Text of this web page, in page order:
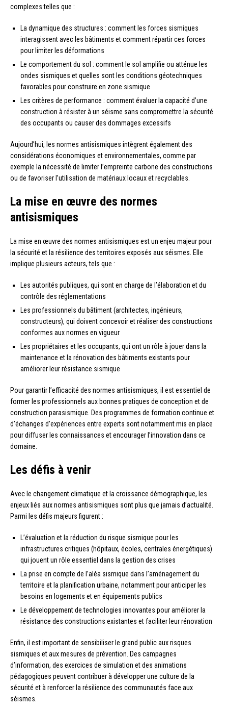
complexes telles que :
La dynamique des structures : comment les forces sismiques
interagissent avec les bâtiments et comment répartir ces forces
pour limiter les déformations
Le comportement du sol : comment le sol amplifie ou atténue les
ondes sismiques et quelles sont les conditions géotechniques
favorables pour construire en zone sismique
Les critères de performance : comment évaluer la capacité d’une
construction à résister à un séisme sans compromettre la sécurité
des occupants ou causer des dommages excessifs
Aujourd’hui, les normes antisismiques intègrent également des
considérations économiques et environnementales, comme par
exemple la nécessité de limiter l’empreinte carbone des constructions
ou de favoriser l’utilisation de matériaux locaux et recyclables.
La mise en œuvre des normes
antisismiques
La mise en œuvre des normes antisismiques est un enjeu majeur pour
la sécurité et la résilience des territoires exposés aux séismes. Elle
implique plusieurs acteurs, tels que :
Les autorités publiques, qui sont en charge de l’élaboration et du
contrôle des réglementations
Les professionnels du bâtiment (architectes, ingénieurs,
constructeurs), qui doivent concevoir et réaliser des constructions
conformes aux normes en vigueur
Les propriétaires et les occupants, qui ont un rôle à jouer dans la
maintenance et la rénovation des bâtiments existants pour
améliorer leur résistance sismique
Pour garantir l’efficacité des normes antisismiques, il est essentiel de
former les professionnels aux bonnes pratiques de conception et de
construction parasismique. Des programmes de formation continue et
d’échanges d’expériences entre experts sont notamment mis en place
pour diffuser les connaissances et encourager l’innovation dans ce
domaine.
Les défis à venir
Avec le changement climatique et la croissance démographique, les
enjeux liés aux normes antisismiques sont plus que jamais d’actualité.
Parmi les défis majeurs figurent :
L’évaluation et la réduction du risque sismique pour les
infrastructures critiques (hôpitaux, écoles, centrales énergétiques)
qui jouent un rôle essentiel dans la gestion des crises
La prise en compte de l’aléa sismique dans l’aménagement du
territoire et la planification urbaine, notamment pour anticiper les
besoins en logements et en équipements publics
Le développement de technologies innovantes pour améliorer la
résistance des constructions existantes et faciliter leur rénovation
Enfin, il est important de sensibiliser le grand public aux risques
sismiques et aux mesures de prévention. Des campagnes
d’information, des exercices de simulation et des animations
pédagogiques peuvent contribuer à développer une culture de la
sécurité et à renforcer la résilience des communautés face aux
séismes.